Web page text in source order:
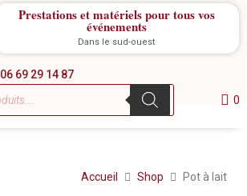
Prestations et matériels pour tous vos
événements
Dans le sud-ouest
06 69 29 14 87
0
Accueil Shop Pot à lait